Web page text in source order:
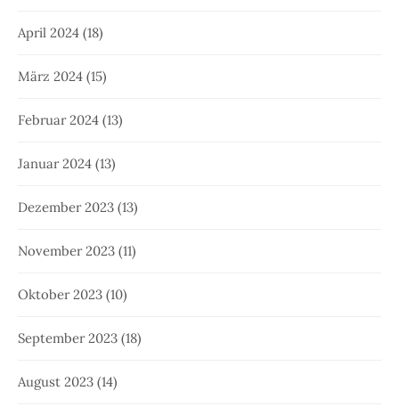
April 2024 (18)
März 2024 (15)
Februar 2024 (13)
Januar 2024 (13)
Dezember 2023 (13)
November 2023 (11)
Oktober 2023 (10)
September 2023 (18)
August 2023 (14)